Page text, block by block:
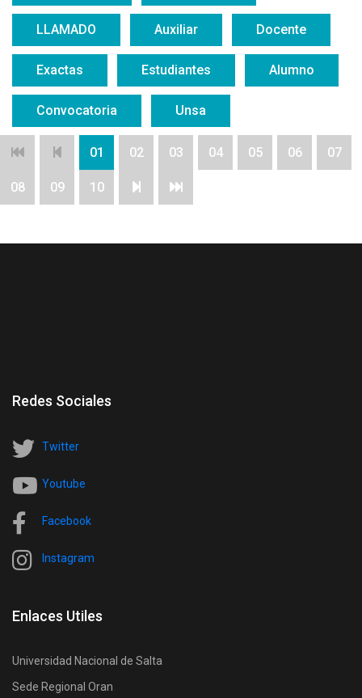
LLAMADO Auxiliar Docente
Exactas Estudiantes Alumno
Convocatoria Unsa
01 02 03 04 05 06 07
08 09 10
Redes Sociales
Twitter
Youtube
Facebook
Instagram
Enlaces Utiles
Universidad Nacional de Salta
Sede Regional Oran